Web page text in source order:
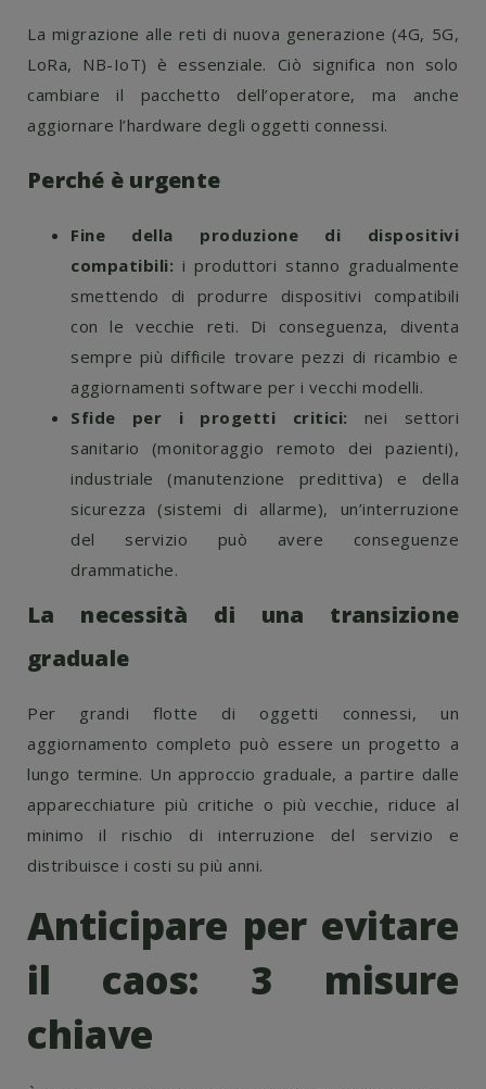
La migrazione alle reti di nuova generazione (4G, 5G,
LoRa, NB-IoT) è essenziale. Ciò significa non solo
cambiare il pacchetto dell’operatore, ma anche
aggiornare l’hardware degli oggetti connessi.
Perché è urgente
Fine della produzione di dispositivi
compatibili: i produttori stanno gradualmente
smettendo di produrre dispositivi compatibili
con le vecchie reti. Di conseguenza, diventa
sempre più difficile trovare pezzi di ricambio e
aggiornamenti software per i vecchi modelli.
Sfide per i progetti critici: nei settori
sanitario (monitoraggio remoto dei pazienti),
industriale (manutenzione predittiva) e della
sicurezza (sistemi di allarme), un’interruzione
del servizio può avere conseguenze
drammatiche.
La necessità di una transizione
graduale
Per grandi flotte di oggetti connessi, un
aggiornamento completo può essere un progetto a
lungo termine. Un approccio graduale, a partire dalle
apparecchiature più critiche o più vecchie, riduce al
minimo il rischio di interruzione del servizio e
distribuisce i costi su più anni.
Anticipare per evitare
il caos: 3 misure
chiave